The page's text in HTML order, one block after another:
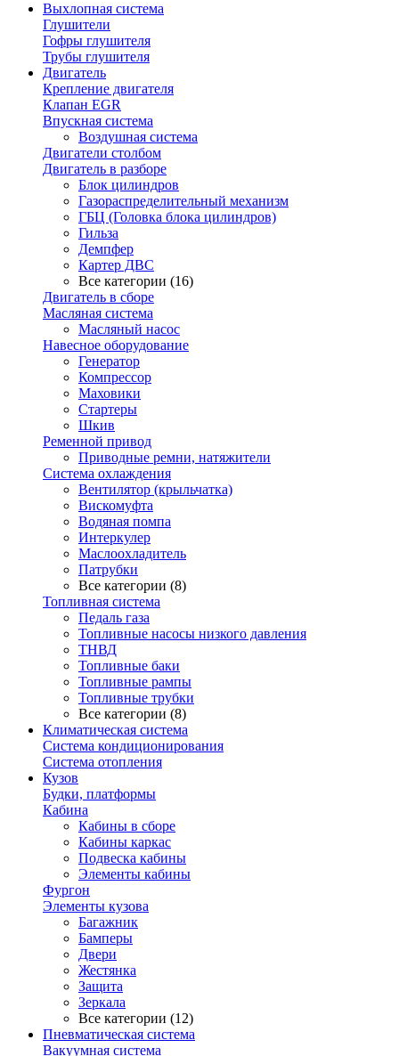
Выхлопная система
Глушители
Гофры глушителя
Трубы глушителя
Двигатель
Крепление двигателя
Клапан EGR
Впускная система
Воздушная система
Двигатели столбом
Двигатель в разборе
Блок цилиндров
Газораспределительный механизм
ГБЦ (Головка блока цилиндров)
Гильза
Демпфер
Картер ДВС
Все категории (16)
Двигатель в сборе
Масляная система
Масляный насос
Навесное оборудование
Генератор
Компрессор
Маховики
Стартеры
Шкив
Ременной привод
Приводные ремни, натяжители
Система охлаждения
Вентилятор (крыльчатка)
Вискомуфта
Водяная помпа
Интеркулер
Маслоохладитель
Патрубки
Все категории (8)
Топливная система
Педаль газа
Топливные насосы низкого давления
ТНВД
Топливные баки
Топливные рампы
Топливные трубки
Все категории (8)
Климатическая система
Система кондиционирования
Система отопления
Кузов
Будки, платформы
Кабина
Кабины в сборе
Кабины каркас
Подвеска кабины
Элементы кабины
Фургон
Элементы кузова
Багажник
Бамперы
Двери
Жестянка
Защита
Зеркала
Все категории (12)
Пневматическая система
Вакуумная система